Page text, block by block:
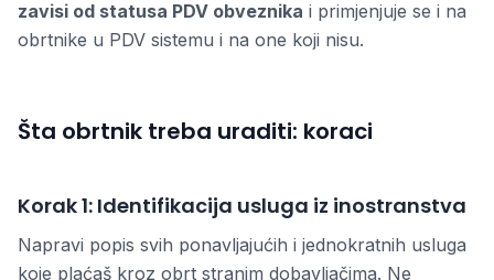
zavisi od statusa PDV obveznika i primjenjuje se i na
obrtnike u PDV sistemu i na one koji nisu.
Šta obrtnik treba uraditi: koraci
Korak 1: Identifikacija usluga iz inostranstva
Napravi popis svih ponavljajućih i jednokratnih usluga
koje plaćaš kroz obrt stranim dobavljačima. Ne